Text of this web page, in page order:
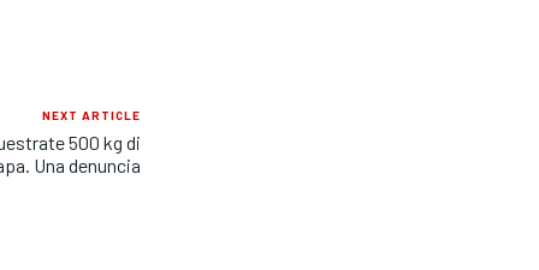
NEXT ARTICLE
500 kg di
Una denuncia